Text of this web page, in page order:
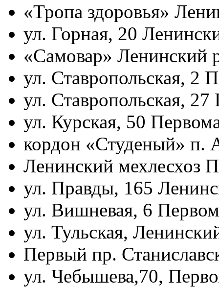
«Тропа здоровья»
ул. Горная, 20
«Самовар» Ленинский
ул. Ставропольская, 2
ул. Ставропольская,
ул. Курская, 50
кордон «Студеный»
Ленинский мехлесхоз
ул. Правды, 165
ул. Вишневая, 6
ул. Тульская,
Первый пр.
ул. Чебышева,70,